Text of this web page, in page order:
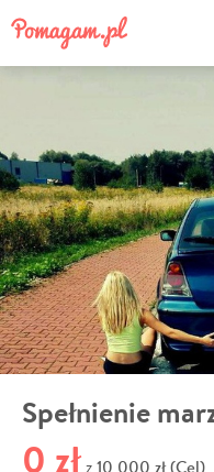
Spełnienie
0 zł z 10 000 zł (Cel)